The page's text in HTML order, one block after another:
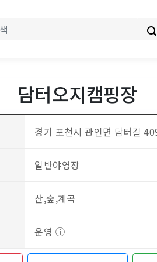
담터오지캠핑장
경기 포천시 관인면 담터길
일반야영장
산,숲,계곡
운영 ⓘ